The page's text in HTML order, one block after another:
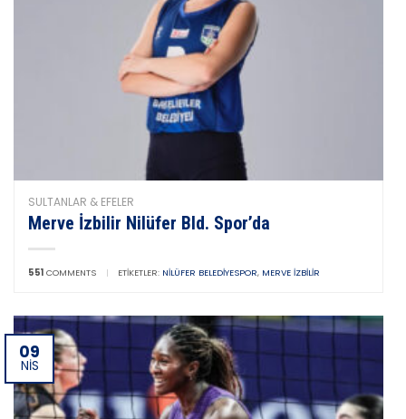
SULTANLAR & EFELER
Merve İzbilir Nilüfer Bld. Spor’da
551 COMMENTS | ETIKETLER: NILÜFER BELEDIYESPOR, MERVE İZBILIR
09
NIS